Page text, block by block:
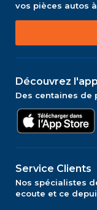
vos pièces autos
Découvrez
Des centaines de
Service Clients
Nos spécialistes
ecoute et ce